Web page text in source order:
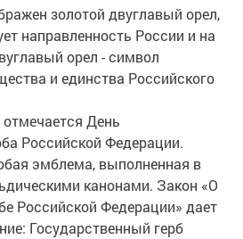
золотой двуглавый орел,
направленность России и на
орел - символ
и единства Российского
День
Российской Федерации.
эмблема, выполненная в
канонами. Закон «О
Российской Федерации» дает
Государственный герб